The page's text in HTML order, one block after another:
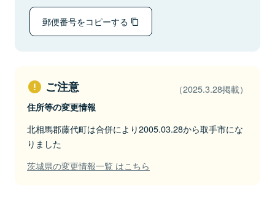
郵便番号をコピーする
ご注意 （2025.3.28掲載）
住所等の変更情報
北相馬郡藤代町は合併により2005.03.28から取手市にな
りました
茨城県の変更情報一覧 はこちら